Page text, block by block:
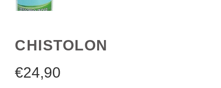
CHISTOLON
€24,90